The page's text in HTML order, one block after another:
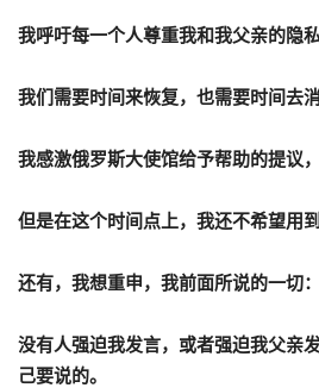
我呼吁每一个人尊重我和我父亲的隐私
我们需要时间来恢复，也需要时间去
我感激俄罗斯大使馆给予帮助的提议，
但是在这个时间点上，我还不希望用
还有，我想重申，我前面所说的一切：
没有人强迫我发言，或者强迫我父亲
己要说的。